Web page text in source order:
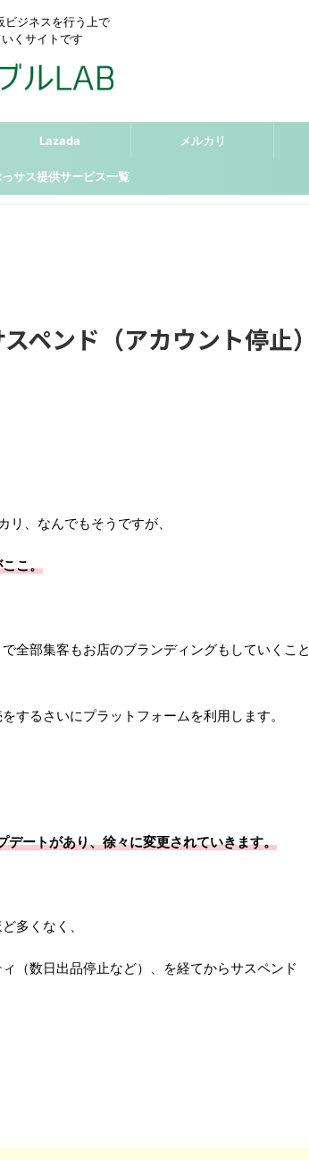
ジネスを行う上で
くサイトです
Lazada メルカリ
サス提供サービス一覧
ペンド（アカウント停止）
、なんでもそうですが、
こ。
全部集客もお店のブランディングもしていくこと
するさいにプラットフォームを利用します。
ートがあり、徐々に変更されていきます。
多くなく、
（数日出品停止など）、を経てからサスペンド